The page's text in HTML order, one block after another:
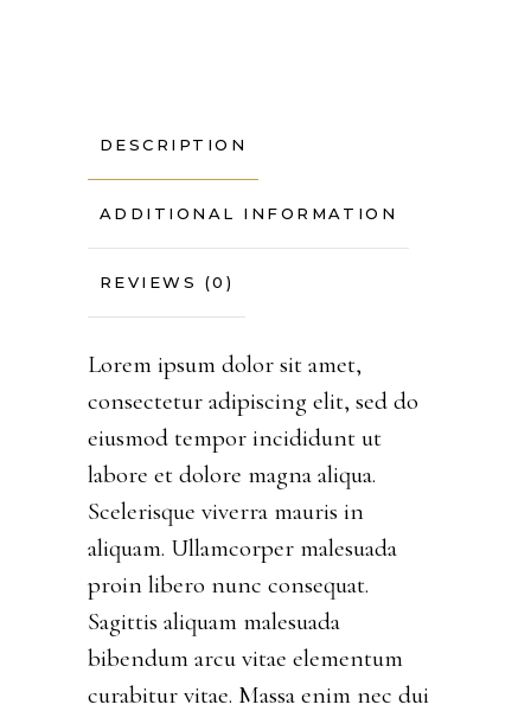
DESCRIPTION
ADDITIONAL INFORMATION
REVIEWS (0)
Lorem ipsum dolor sit amet,
consectetur adipiscing elit, sed do
eiusmod tempor incididunt ut
labore et dolore magna aliqua.
Scelerisque viverra mauris in
aliquam. Ullamcorper malesuada
proin libero nunc consequat.
Sagittis aliquam malesuada
bibendum arcu vitae elementum
curabitur vitae. Massa enim nec dui